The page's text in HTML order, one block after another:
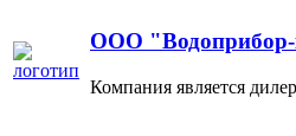
ООО "Водоприбор-
Компания является